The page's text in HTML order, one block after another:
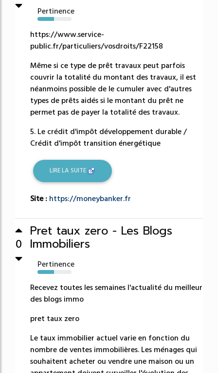
Pertinence
49%
https://www.service-
public.fr/particuliers/vosdroits/F22158
Même si ce type de prêt travaux peut parfois
couvrir la totalité du montant des travaux, il est
néanmoins possible de le cumuler avec d'autres
types de prêts aidés si le montant du prêt ne
permet pas de payer la totalité des travaux.
5. Le crédit d'impôt développement durable /
Crédit d'impôt transition énergétique
LIRE LA SUITE
Site : https://moneybanker.fr
0
Pret taux zero - Les Blogs
Immobiliers
Pertinence
49%
Recevez toutes les semaines l'actualité du meilleur
des blogs immo
pret taux zero
Le taux immobilier actuel varie en fonction du
nombre de ventes immobilières. Les ménages qui
souhaitent acheter ou vendre une maison ou un